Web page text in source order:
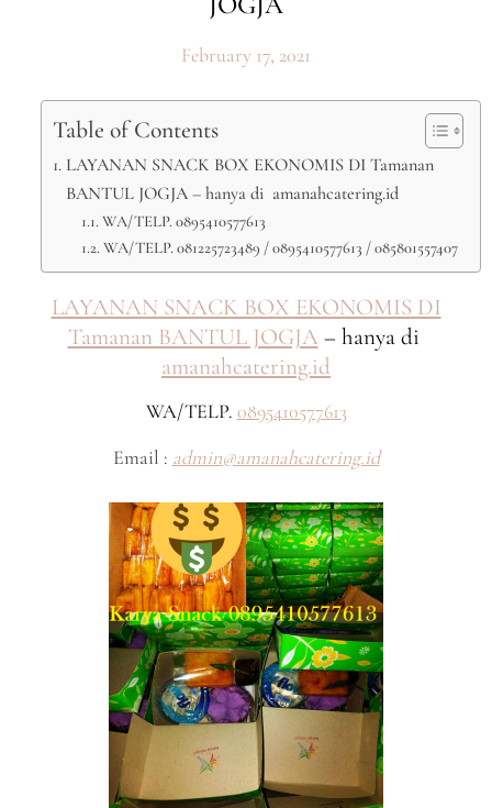
February 17, 2021
Table of Contents
LAYANAN SNACK BOX EKONOMIS DI Tamanan
BANTUL JOGJA – hanya di amanahcatering.id
WA/TELP. 0895410577613
WA/TELP. 081225723489 / 0895410577613 / 085801557407
LAYANAN SNACK BOX EKONOMIS DI
Tamanan BANTUL JOGJA – hanya di
amanahcatering.id
WA/TELP. 0895410577613
Email : admin@amanahcatering.id